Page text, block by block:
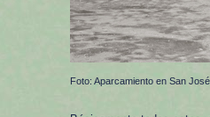
Foto: Aparcamiento en San